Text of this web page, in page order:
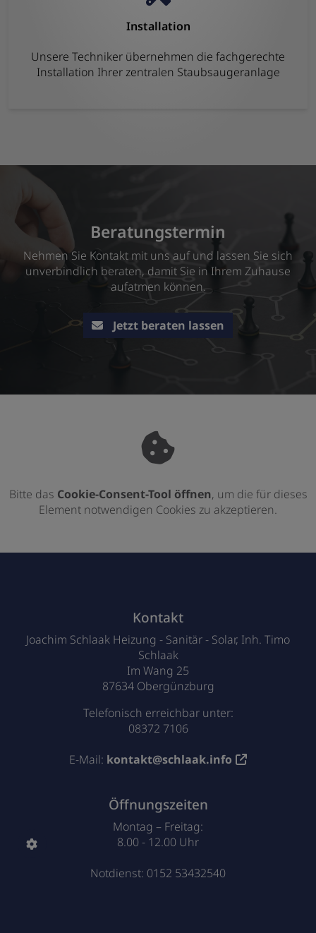
Installation
Unsere Techniker übernehmen die fachgerechte
Installation Ihrer zentralen Staubsaugeranlage
Beratungstermin
Nehmen Sie Kontakt mit uns auf und lassen Sie sich
unverbindlich beraten, damit Sie in Ihrem Zuhause
aufatmen können.
Jetzt beraten lassen
Bitte das Cookie-Consent-Tool öffnen, um die für dieses
Element notwendigen Cookies zu akzeptieren.
Kontakt
Joachim Schlaak Heizung - Sanitär - Solar, Inh. Timo
Schlaak
Im Wang 25
87634 Obergünzburg
Telefonisch erreichbar unter:
08372 7106
E-Mail: kontakt@schlaak.info
Öffnungszeiten
Montag – Freitag:
8.00 - 12.00 Uhr
Notdienst: 0152 53432540